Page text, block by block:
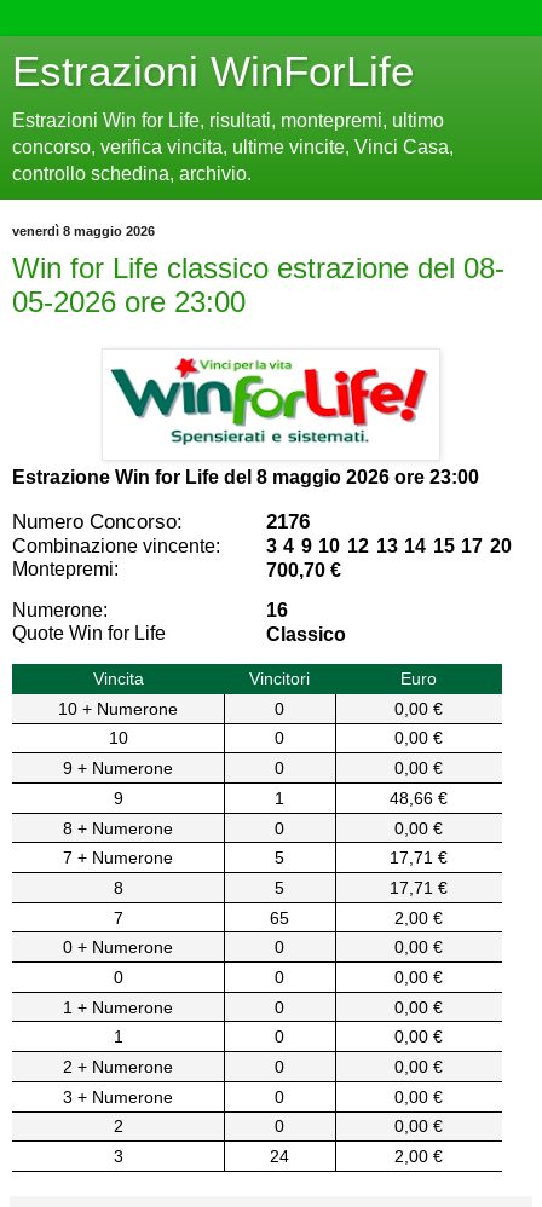
Estrazioni WinForLife
Estrazioni Win for Life, risultati, montepremi, ultimo
concorso, verifica vincita, ultime vincite, Vinci Casa,
controllo schedina, archivio.
venerdì 8 maggio 2026
Win for Life classico estrazione del 08-
05-2026 ore 23:00
Estrazione Win for Life del 8 maggio 2026 ore 23:00
Numero Concorso: 2176
Combinazione vincente:
3 4 9 10 12 13 14 15 17 20
Montepremi:
700,70 €
Numerone:
16
Quote Win for Life
Classico
Vincita Vincitori
Euro
10 + Numerone
0
0,00 €
10
0
0,00 €
9 + Numerone
0
0,00 €
9
1
48,66 €
8 + Numerone
0
0,00 €
7 + Numerone
5
17,71 €
8
5
17,71 €
7
65
2,00 €
0 + Numerone
0
0,00 €
0
0
0,00 €
1 + Numerone
0
0,00 €
1
0
0,00 €
2 + Numerone
0
0,00 €
3 + Numerone
0
0,00 €
2
0
0,00 €
3
24 2,00 €